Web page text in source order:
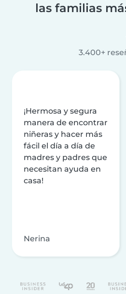
las familias
3.400+
¡Hermosa y segura
manera de encontrar
niñeras y hacer más
fácil el día a día de
madres y padres que
necesitan ayuda en
casa!
Nerina